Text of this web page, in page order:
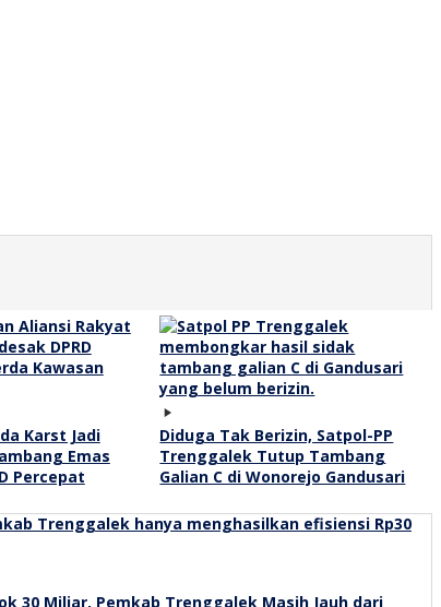
Karst Jadi
Emas
Percepat
Diduga Tak Berizin, Satpol-PP
Trenggalek Tutup Tambang
Galian C di Wonorejo Gandusari
30 Miliar, Pemkab Trenggalek Masih Jauh dari